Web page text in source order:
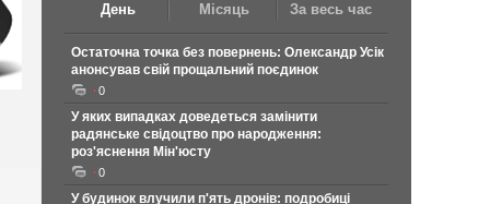
День Місяць За весь час
Остаточна точка без повернень: Олександр Усік
анонсував свій прощальний поєдинок
0
У яких випадках доведеться замінити
радянське свідоцтво про народження:
роз'яснення Мін'юсту
0
У будинок влучили п'ять дронів: подробиці